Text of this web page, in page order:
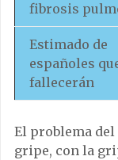
fibrosis
Estimado de
españoles
fallecerán
El problema del
gripe, con la